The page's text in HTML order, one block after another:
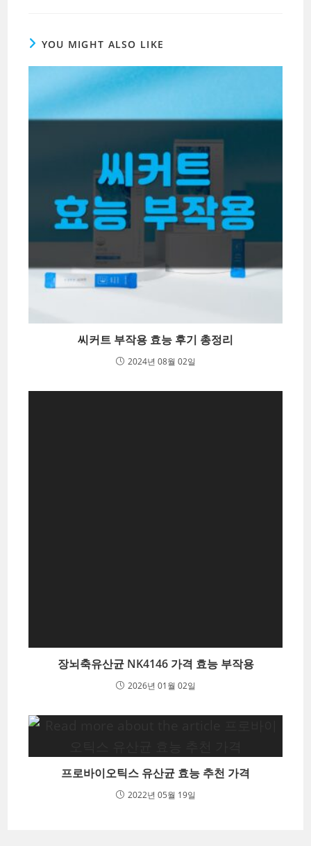
YOU MIGHT ALSO LIKE
씨커트 부작용 효능 후기 총정리
2024년 08월 02일
장뇌축유산균 NK4146 가격 효능 부작용
2026년 01월 02일
프로바이오틱스 유산균 효능 추천 가격
2022년 05월 19일